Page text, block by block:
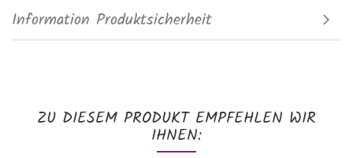
Information Produktsicherheit
ZU DIESEM PRODUKT EMPFEHLEN WIR
IHNEN: